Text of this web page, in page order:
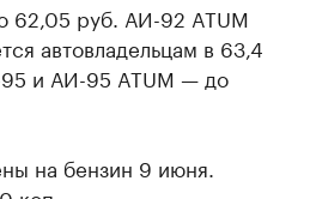
62,05 руб. АИ-92 ATUM
автовладельцам в 63,4
и АИ-95 ATUM — до
на бензин 9 июня.